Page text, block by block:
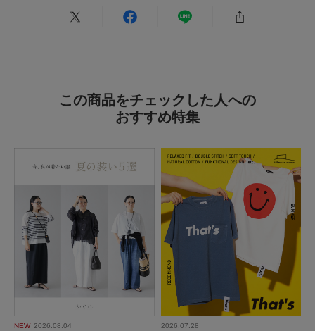
この商品をチェックした人への
おすすめ特集
NEW 2026.08.04
2026.07.28